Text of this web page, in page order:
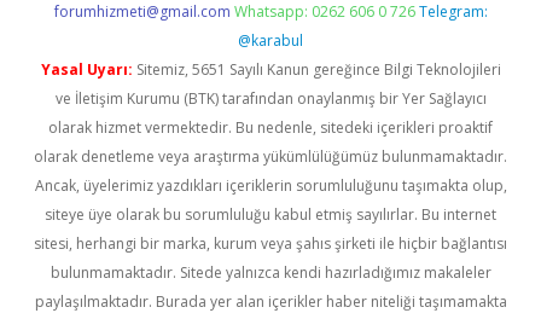
forumhizmeti@gmail.com Whatsapp: 0262 606 0 726 Telegram:
@karabul
Yasal Uyarı: Sitemiz, 5651 Sayılı Kanun gereğince Bilgi Teknolojileri
ve İletişim Kurumu (BTK) tarafından onaylanmış bir Yer Sağlayıcı
olarak hizmet vermektedir. Bu nedenle, sitedeki içerikleri proaktif
olarak denetleme veya araştırma yükümlülüğümüz bulunmamaktadır.
Ancak, üyelerimiz yazdıkları içeriklerin sorumluluğunu taşımakta olup,
siteye üye olarak bu sorumluluğu kabul etmiş sayılırlar. Bu internet
sitesi, herhangi bir marka, kurum veya şahıs şirketi ile hiçbir bağlantısı
bulunmamaktadır. Sitede yalnızca kendi hazırladığımız makaleler
paylaşılmaktadır. Burada yer alan içerikler haber niteliği taşımamakta